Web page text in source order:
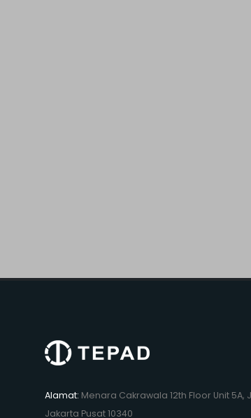
Alamat: Menara Cakrawala 12th Floor Unit 5A,
Jakarta Pusat 10340